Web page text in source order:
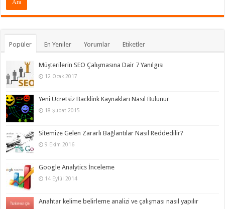
Popüler En Yeniler Yorumlar Etiketler
Müşterilerin SEO Çalışmasına Dair 7 Yanılgısı
12 Ocak 2017
Yeni Ücretsiz Backlink Kaynakları Nasıl Bulunur
18 Şubat 2015
Sitemize Gelen Zararlı Bağlantılar Nasıl Reddedilir?
9 Ekim 2016
Google Analytics İnceleme
14 Eylül 2014
Anahtar kelime belirleme analizi ve çalışması nasıl yapılır